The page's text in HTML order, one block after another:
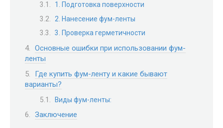
1. Подготовка поверхности
2. Нанесение фум-ленты
3. Проверка герметичности
Основные ошибки при использовании фум-
ленты
Где купить фум-ленту и какие бывают
варианты?
Виды фум-ленты:
Заключение